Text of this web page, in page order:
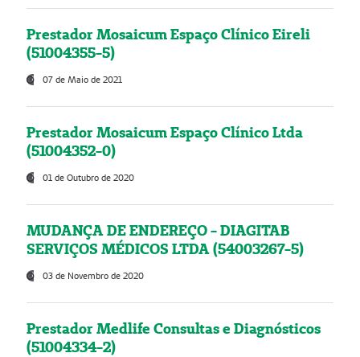
Prestador Mosaicum Espaço Clínico Eireli
(51004355-5)
07 de Maio de 2021
Prestador Mosaicum Espaço Clínico Ltda
(51004352-0)
01 de Outubro de 2020
MUDANÇA DE ENDEREÇO - DIAGITAB
SERVIÇOS MÉDICOS LTDA (54003267-5)
03 de Novembro de 2020
Prestador Medlife Consultas e Diagnósticos
(51004334-2)